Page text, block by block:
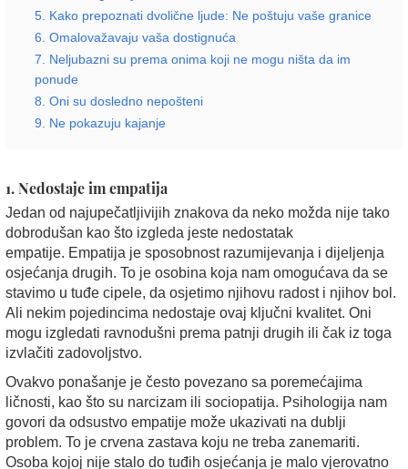
5. Kako prepoznati dvolične ljude: Ne poštuju vaše granice
6. Omalovažavaju vaša dostignuća
7. Neljubazni su prema onima koji ne mogu ništa da im
ponude
8. Oni su dosledno nepošteni
9. Ne pokazuju kajanje
1. Nedostaje im empatija
Jedan od najupečatljivijih znakova da neko možda nije tako
dobrodušan kao što izgleda jeste nedostatak
empatije. Empatija je sposobnost razumijevanja i dijeljenja
osjećanja drugih. To je osobina koja nam omogućava da se
stavimo u tuđe cipele, da osjetimo njihovu radost i njihov bol.
Ali nekim pojedincima nedostaje ovaj ključni kvalitet. Oni
mogu izgledati ravnodušni prema patnji drugih ili čak iz toga
izvlačiti zadovoljstvo.
Ovakvo ponašanje je često povezano sa poremećajima
ličnosti, kao što su narcizam ili sociopatija. Psihologija nam
govori da odsustvo empatije može ukazivati na dublji
problem. To je crvena zastava koju ne treba zanemariti.
Osoba kojoj nije stalo do tuđih osjećanja je malo vjerovatno